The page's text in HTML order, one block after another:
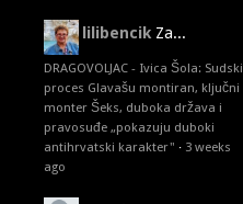
lilibencik Za...
DRAGOVOLJAC - Ivica Šola: Sudski
proces Glavašu montiran, ključni
monter Šeks, duboka država i
pravosuđe „pokazuju duboki
antihrvatski karakter" · 3 weeks
ago